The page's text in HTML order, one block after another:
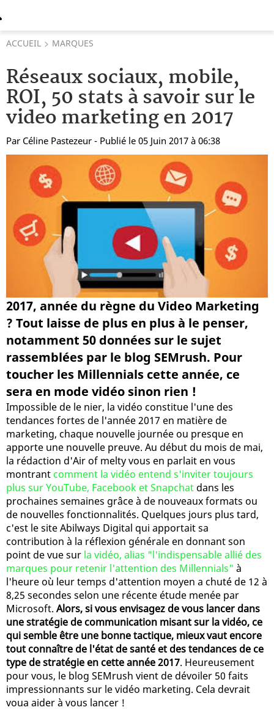
ACCUEIL MARQUES
Réseaux sociaux, mobile,
ROI, 50 stats à savoir sur le
video marketing en 2017
Par Céline Pastezeur - Publié le 05 Juin 2017 à 06:38
2017, année du règne du Video Marketing
? Tout laisse de plus en plus à le penser,
notamment 50 données sur le sujet
rassemblées par le blog SEMrush. Pour
toucher les Millennials cette année, ce
sera en mode vidéo sinon rien !
Impossible de le nier, la vidéo constitue l'une des
tendances fortes de l'année 2017 en matière de
marketing, chaque nouvelle journée ou presque en
apporte une nouvelle preuve. Au début du mois de mai,
la rédaction d'Air of melty vous en parlait en vous
montrant comment la vidéo entend s'inviter toujours
plus sur YouTube, Facebook et Snapchat dans les
prochaines semaines grâce à de nouveaux formats ou
de nouvelles fonctionnalités. Quelques jours plus tard,
c'est le site Abilways Digital qui apportait sa
contribution à la réflexion générale en donnant son
point de vue sur la vidéo, alias "l'indispensable allié des
marques pour retenir l'attention des Millennials" à
l'heure où leur temps d'attention moyen a chuté de 12 à
8,25 secondes selon une récente étude menée par
Microsoft. Alors, si vous envisagez de vous lancer dans
une stratégie de communication misant sur la vidéo, ce
qui semble être une bonne tactique, mieux vaut encore
tout connaître de l'état de santé et des tendances de ce
type de stratégie en cette année 2017. Heureusement
pour vous, le blog SEMrush vient de dévoiler 50 faits
impressionnants sur le vidéo marketing. Cela devrait
voua aider à vous lancer !